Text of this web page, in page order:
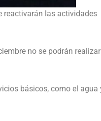
reactivarán las actividades
no se podrán realizar
básicos, como el agua